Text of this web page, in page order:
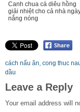
Canh chua cá diêu hồng
giải nhiệt cho cả nhà
nắng nóng
cách nấu ăn, cong thuc
dầu
Leave a Reply
Your email address will